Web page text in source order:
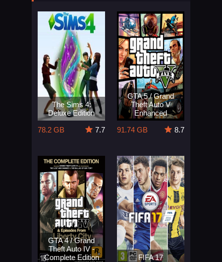
The Sims 4:
Deluxe Edition
78.2 GB
7.7
GTA 5 / Grand
Theft Auto V
Enhanced
91.74 GB
8.7
GTA 4 / Grand
Theft Auto IV -
Complete Edition
FIFA 17